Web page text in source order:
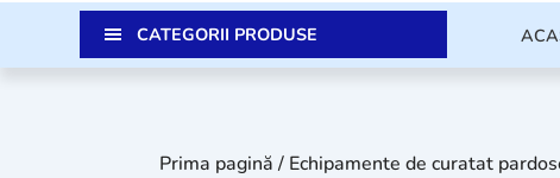
CATEGORII PRODUSE
Prima pagină / Echipamente de curatat